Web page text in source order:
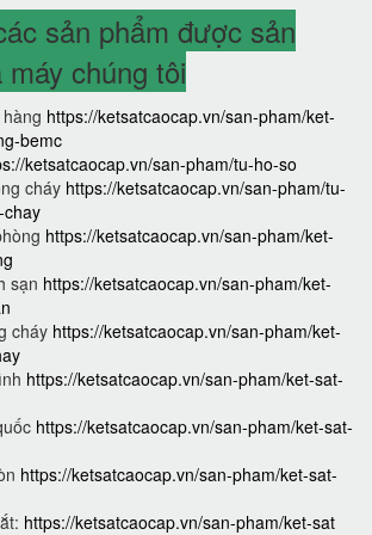
sản phẩm được sản
chúng tôi
https://ketsatcaocap.vn/san-pham/ket-
bemc
ketsatcaocap.vn/san-pham/tu-ho-so
cháy https://ketsatcaocap.vn/san-pham/tu-
chay
https://ketsatcaocap.vn/san-pham/ket-
sạn https://ketsatcaocap.vn/san-pham/ket-
cháy https://ketsatcaocap.vn/san-pham/ket-
https://ketsatcaocap.vn/san-pham/ket-sat-
https://ketsatcaocap.vn/san-pham/ket-sat-
https://ketsatcaocap.vn/san-pham/ket-sat-
https://ketsatcaocap.vn/san-pham/ket-sat